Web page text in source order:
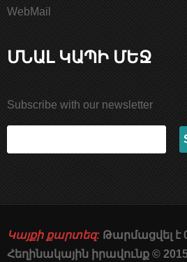
WebMail
ՄՆԱԼ ԿԱՊԻ ՄԵՋ
Subscribe with our newsletter
Կայքի քարտեզ: Թարմացվել է
Հեղինակային իրավունք ©